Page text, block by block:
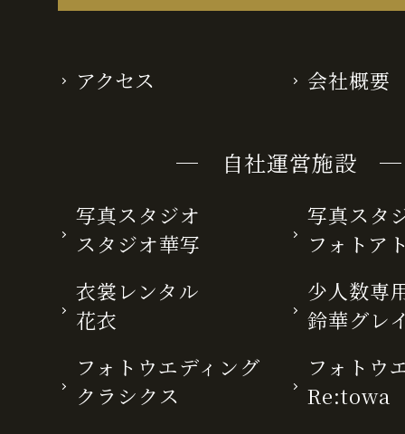
アクセス 会社概要
─ 自社運営施設 ─
写真スタジオ
スタジオ華写
写真スタ
フォトア
衣裳レンタル
花衣
少人数専
鈴華グレ
フォトウエディング
クラシクス
フォトウ
Re:towa